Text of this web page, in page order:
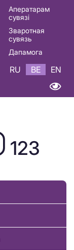
Аператарам
сувязі
Зваротная
сувязь
Дапамога
RU BE EN
123